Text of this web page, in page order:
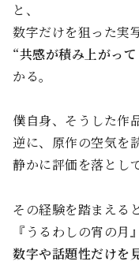
と、
数字だけを狙った実
“共感が積み上がっ
かる。
僕自身、そうした作
逆に、原作の空気を
静かに評価を落とし
その経験を踏まえると
『うるわしの宵の月
数字や話題性だけを